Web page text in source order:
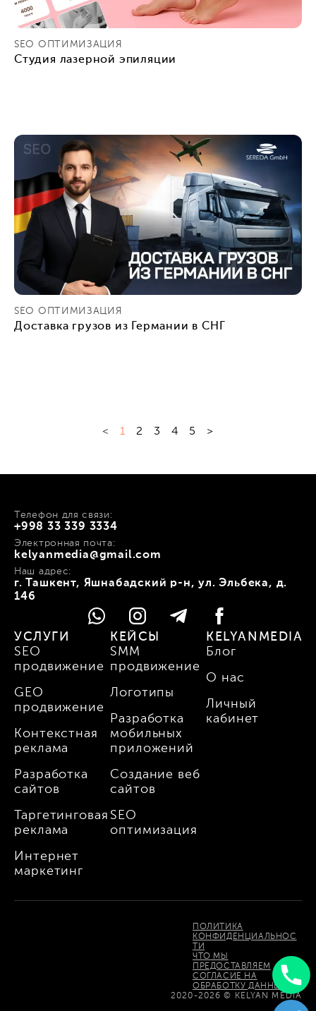
SEO ОПТИМИЗАЦИЯ
Студия лазерной эпиляции
SEO ОПТИМИЗАЦИЯ
Доставка грузов из Германии в СНГ
< 1 2 3 4 5 >
+998 33 339 3334
Телефон для связи:
kelyanmedia@gmail.com
Электронная почта:
г. Ташкент, Яшнабадский р-н, ул. Эльбека, д.
146
Наш адрес:
УСЛУГИ
SEO
продвижение
GEO
продвижение
Контекстная
реклама
Разработка
сайтов
Таргетинговая
реклама
Интернет
маркетинг
КЕЙСЫ
SMM
продвижение
Логотипы
Разработка
мобильных
приложений
Создание веб
сайтов
SEO
оптимизация
KELYANMEDIA
Блог
О нас
Личный
кабинет
ПОЛИТИКА
КОНФИДЕНЦИАЛЬНОС
ТИ
ЧТО МЫ
ПРЕДОСТАВЛЯЕМ
СОГЛАСИЕ НА
ОБРАБОТКУ ДАННЫХ
2020-2026 © KELYAN MEDIA
Uzbek